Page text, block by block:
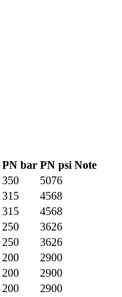
PN bar PN psi Note
350
5076
315
4568
315
4568
250
3626
250
3626
200
2900
200
2900
200
2900